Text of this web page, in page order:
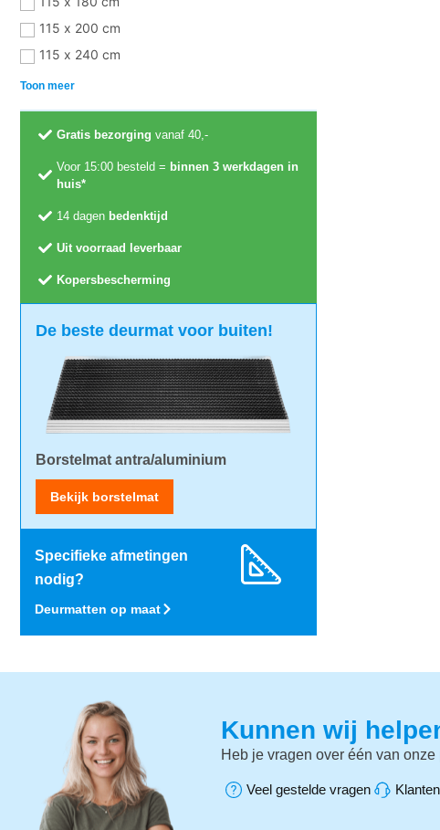
115 x 200 cm
115 x 240 cm
Toon meer
Gratis bezorging vanaf 40,-
Voor 15:00 besteld = binnen 3 werkdagen in
huis*
14 dagen bedenktijd
Uit voorraad leverbaar
Kopersbescherming
De beste deurmat voor buiten!
Borstelmat antra/aluminium
Bekijk borstelmat
Specifieke afmetingen
nodig?
Deurmatten op maat
Kunnen wij
Heb je vragen over één van
Veel gestelde vragen